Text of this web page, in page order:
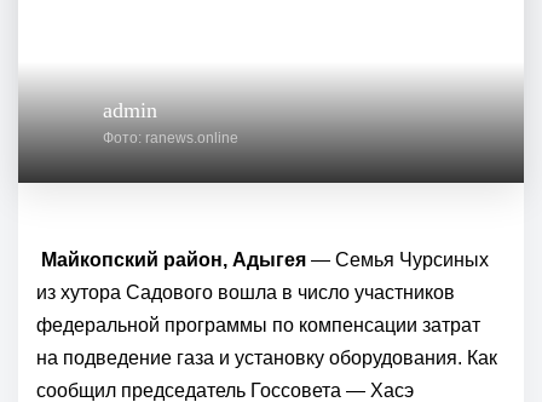
admin
Фото: ranews.online
Майкопский район, Адыгея — Семья Чурсиных
из хутора Садового вошла в число участников
федеральной программы по компенсации затрат
на подведение газа и установку оборудования. Как
сообщил председатель Госсовета — Хасэ